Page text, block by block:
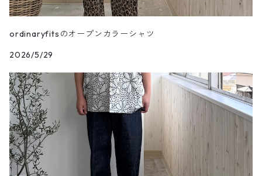
ordinaryfitsのオープンカラーシャツ
2026/5/29